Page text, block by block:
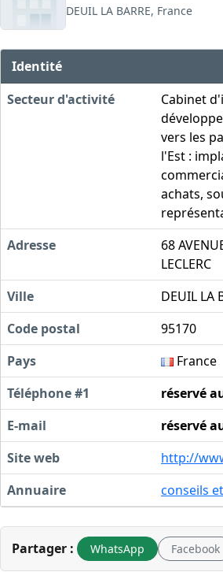
DEUIL LA BARRE, France
Identité
Secteur d'activité
Cabinet
vers les
l'Est :
achats,
Adresse
68
LECLERC
Ville
DEUIL LA
Code postal
95170
Pays
France
Téléphone #1
réservé
E-mail
réservé
Site web
http://
Annuaire
conseils
Partager : WhatsApp Facebook